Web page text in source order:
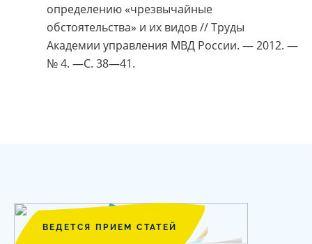
определению «чрезвычайные
обстоятельства» и их видов // Труды
Академии управления МВД России. — 2012. —
№ 4. —С. 38—41.
ВЕДЕТСЯ ПРИЕМ СТАТЕЙ